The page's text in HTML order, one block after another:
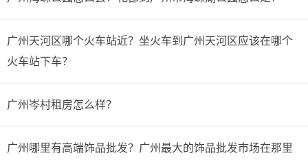
广州天河区哪个火车站近？坐火车到广州天河区应该在哪个
火车站下车？
广州岑村租房怎么样？
广州哪里有高端饰品批发？广州最大的饰品批发市场在那里